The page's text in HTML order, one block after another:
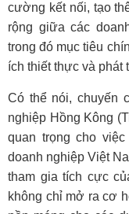
cường kết nối, tạo
rộng giữa các
trong đó mục tiêu
ích thiết thực và phát
Có thể nói, chuyến
nghiệp Hồng Kông
quan trọng cho
doanh nghiệp Việt
tham gia tích cực
không chỉ mở ra cơ